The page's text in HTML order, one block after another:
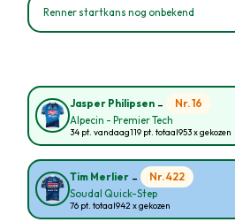
Renner startkans nog onbekend
Jasper Philipsen - Nr. 16
Alpecin - Premier Tech
34 pt. vandaag119 pt. totaal953 x gekozen
Tim Merlier - Nr. 422
Soudal Quick-Step
76 pt. totaal942 x gekozen